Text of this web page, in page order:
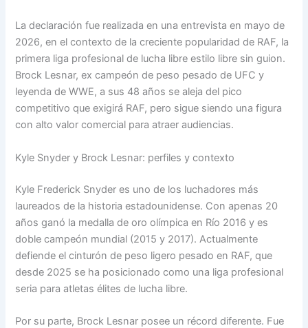
La declaración fue realizada en una entrevista en mayo de
2026, en el contexto de la creciente popularidad de RAF, la
primera liga profesional de lucha libre estilo libre sin guion.
Brock Lesnar, ex campeón de peso pesado de UFC y
leyenda de WWE, a sus 48 años se aleja del pico
competitivo que exigirá RAF, pero sigue siendo una figura
con alto valor comercial para atraer audiencias.
Kyle Snyder y Brock Lesnar: perfiles y contexto
Kyle Frederick Snyder es uno de los luchadores más
laureados de la historia estadounidense. Con apenas 20
años ganó la medalla de oro olímpica en Río 2016 y es
doble campeón mundial (2015 y 2017). Actualmente
defiende el cinturón de peso ligero pesado en RAF, que
desde 2025 se ha posicionado como una liga profesional
seria para atletas élites de lucha libre.
Por su parte, Brock Lesnar posee un récord diferente. Fue